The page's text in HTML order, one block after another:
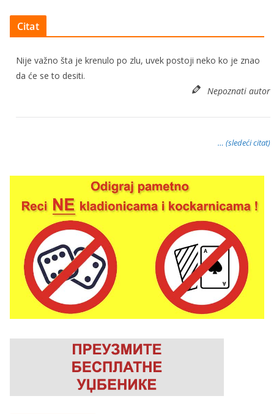
Citat
Nije važno šta je krenulo po zlu, uvek postoji neko ko je znao
da će se to desiti.
Nepoznati autor
… (sledeći citat)